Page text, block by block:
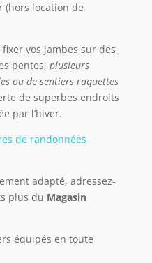
(hors location de
fixer vos jambes sur des
pentes, plusieurs
ou de sentiers raquettes
de superbes endroits
par l’hiver.
de randonnées
adapté, adressez-
plus du Magasin
équipés en toute